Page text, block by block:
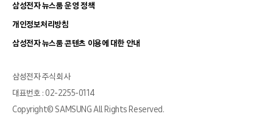
삼성전자 뉴스룸 운영 정책
개인정보처리방침
삼성전자 뉴스룸 콘텐츠 이용에 대한 안내
삼성전자 주식회사
대표번호 : 02-2255-0114
Copyright© SAMSUNG All Rights Reserved.